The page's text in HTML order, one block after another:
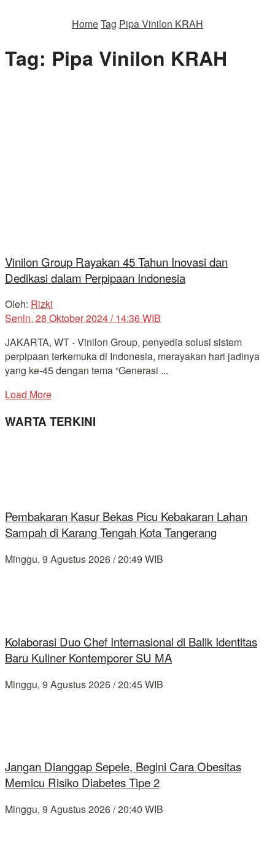
HomeTag Pipa Vinilon KRAH
Tag: Pipa Vinilon KRAH
Vinilon Group Rayakan 45 Tahun Inovasi dan
Dedikasi dalam Perpipaan Indonesia
Oleh: Rizki
Senin, 28 Oktober 2024 / 14:36 WIB
JAKARTA, WT - Vinilon Group, penyedia solusi sistem
perpipaan terkemuka di Indonesia, merayakan hari jadinya
yang ke-45 dengan tema “Generasi ...
Load More
WARTA TERKINI
Pembakaran Kasur Bekas Picu Kebakaran Lahan
Sampah di Karang Tengah Kota Tangerang
Minggu, 9 Agustus 2026 / 20:49 WIB
Kolaborasi Duo Chef Internasional di Balik Identitas
Baru Kuliner Kontemporer SU MA
Minggu, 9 Agustus 2026 / 20:45 WIB
Jangan Dianggap Sepele, Begini Cara Obesitas
Memicu Risiko Diabetes Tipe 2
Minggu, 9 Agustus 2026 / 20:40 WIB